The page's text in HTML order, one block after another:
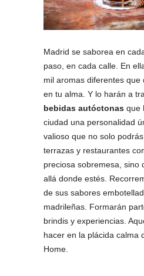
Madrid se saborea en
paso, en cada calle. En
mil aromas diferentes que
en tu alma. Y lo harán a
bebidas autóctonas que
ciudad una personalidad
valioso que no solo
terrazas y restaurantes
preciosa sobremesa, sino
allá donde estés.
de sus sabores
madrileñas. Formarán
brindis y experiencias.
hacer en la plácida calma
Home.